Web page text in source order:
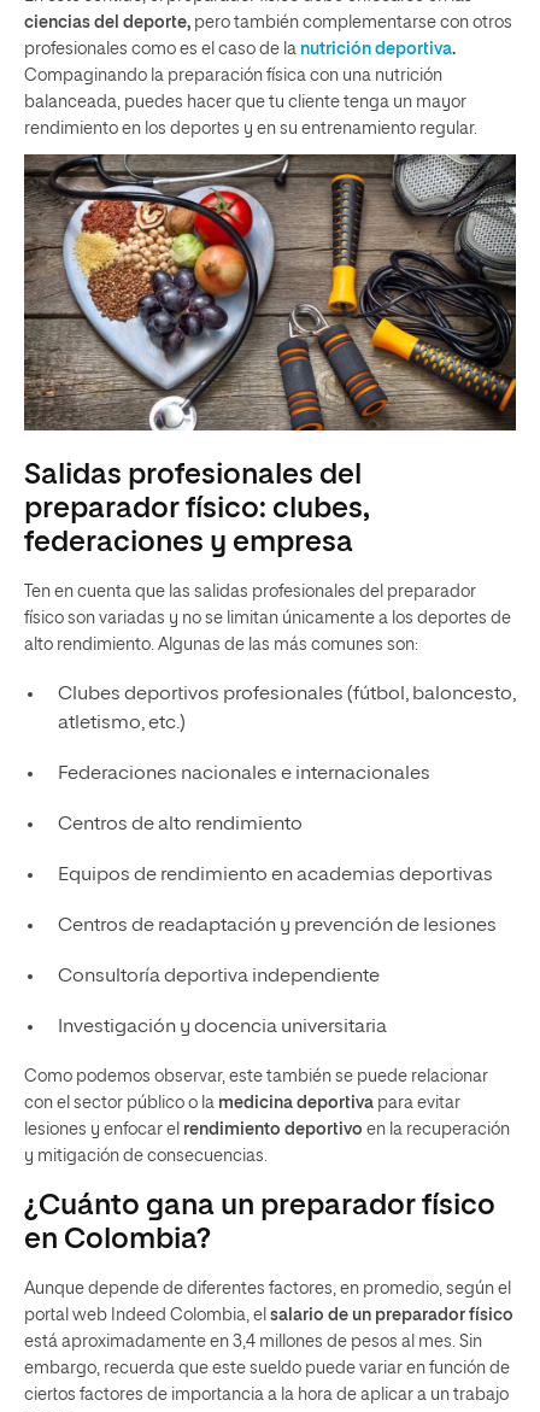
ciencias del deporte, pero también complementarse con otros
profesionales como es el caso de la nutrición deportiva.
Compaginando la preparación física con una nutrición
balanceada, puedes hacer que tu cliente tenga un mayor
rendimiento en los deportes y en su entrenamiento regular.
Salidas profesionales del
preparador físico: clubes,
federaciones y empresa
Ten en cuenta que las salidas profesionales del preparador
físico son variadas y no se limitan únicamente a los deportes de
alto rendimiento. Algunas de las más comunes son:
Clubes deportivos profesionales (fútbol, baloncesto,
atletismo, etc.)
Federaciones nacionales e internacionales
Centros de alto rendimiento
Equipos de rendimiento en academias deportivas
Centros de readaptación y prevención de lesiones
Consultoría deportiva independiente
Investigación y docencia universitaria
Como podemos observar, este también se puede relacionar
con el sector público o la medicina deportiva para evitar
lesiones y enfocar el rendimiento deportivo en la recuperación
y mitigación de consecuencias.
¿Cuánto gana un preparador físico
en Colombia?
Aunque depende de diferentes factores, en promedio, según el
portal web Indeed Colombia, el salario de un preparador físico
está aproximadamente en 3,4 millones de pesos al mes. Sin
embargo, recuerda que este sueldo puede variar en función de
ciertos factores de importancia a la hora de aplicar a un trabajo